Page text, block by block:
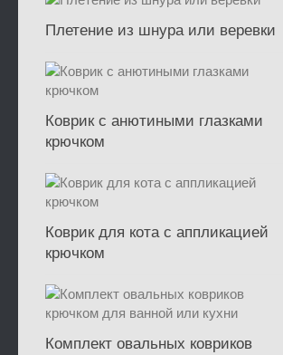
Плетение из шнура или веревки
Коврик с анютиными глазками
крючком
Коврик для кота с аппликацией
крючком
Комплект овальных ковриков